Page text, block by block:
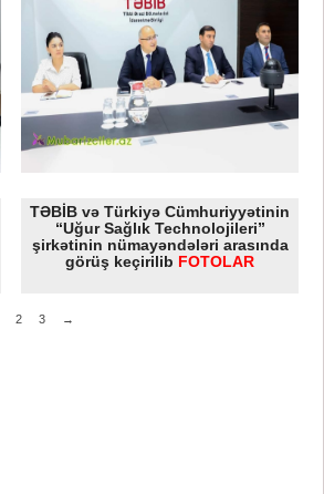
TƏBİB və Türkiyə Cümhuriyyətinin
“Uğur Sağlık Technolojileri”
şirkətinin nümayəndələri arasında
görüş keçirilib FOTOLAR
2 3 →